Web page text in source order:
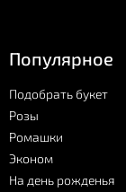
Популярное
Подобрать букет
Розы
Ромашки
Эконом
На день рожденья